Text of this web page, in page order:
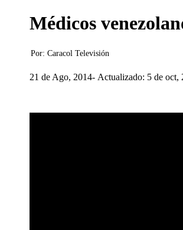
Médicos
Por: Caracol Televisión
21 de Ago, 2014 Actualizado: 5 de oct,